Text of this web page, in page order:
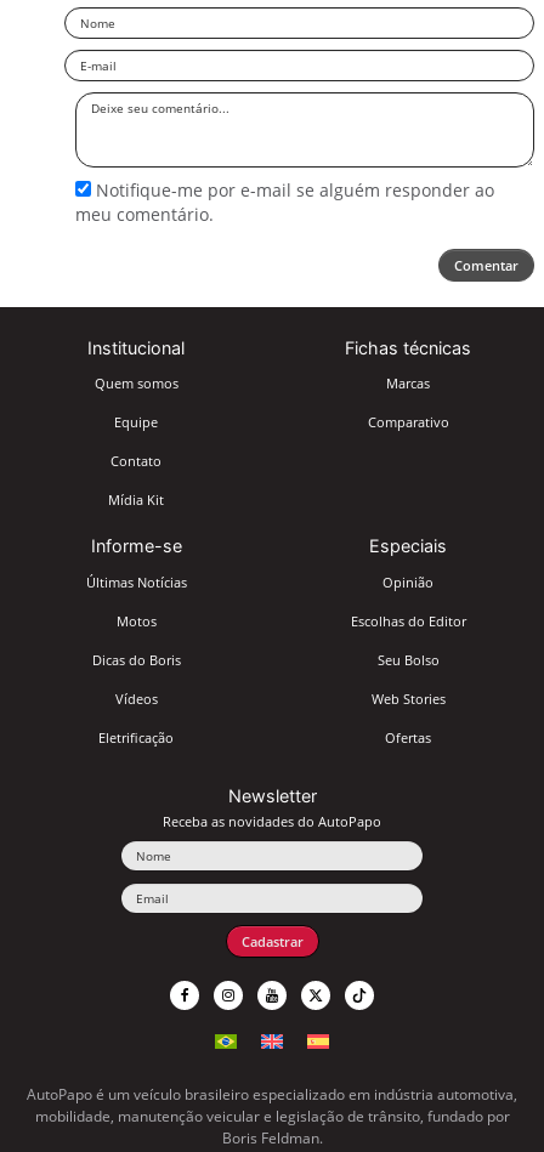
Nome
Email
Deixe
Notifique-me por e-mail se alguém responder ao
meu comentário.
Comentar
Institucional
Quem somos
Equipe
Contato
Mídia Kit
Fichas técnicas
Marcas
Comparativo
Informe-se
Últimas Notícias
Motos
Dicas do Boris
Vídeos
Eletrificação
Especiais
Opinião
Escolhas do Editor
Seu Bolso
Web Stories
Ofertas
Newsletter
Receba as novidades do AutoPapo
Cadastrar
AutoPapo é um veículo brasileiro especializado em indústria automotiva,
mobilidade, manutenção veicular e legislação de trânsito, fundado por
Boris Feldman.